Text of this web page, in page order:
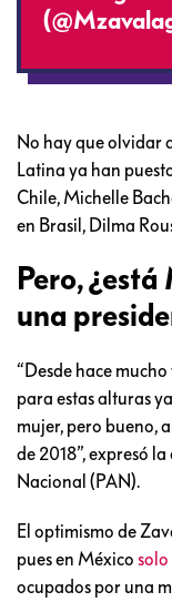
No hay que olvidar
Latina ya han
Chile, Michelle
en Brasil, Dilma
Pero,
una
“Desde hace
para estas alturas
mujer, pero bueno,
de 2018”, expresó
Nacional (PAN).
El optimismo de
pues en México solo
ocupados por una